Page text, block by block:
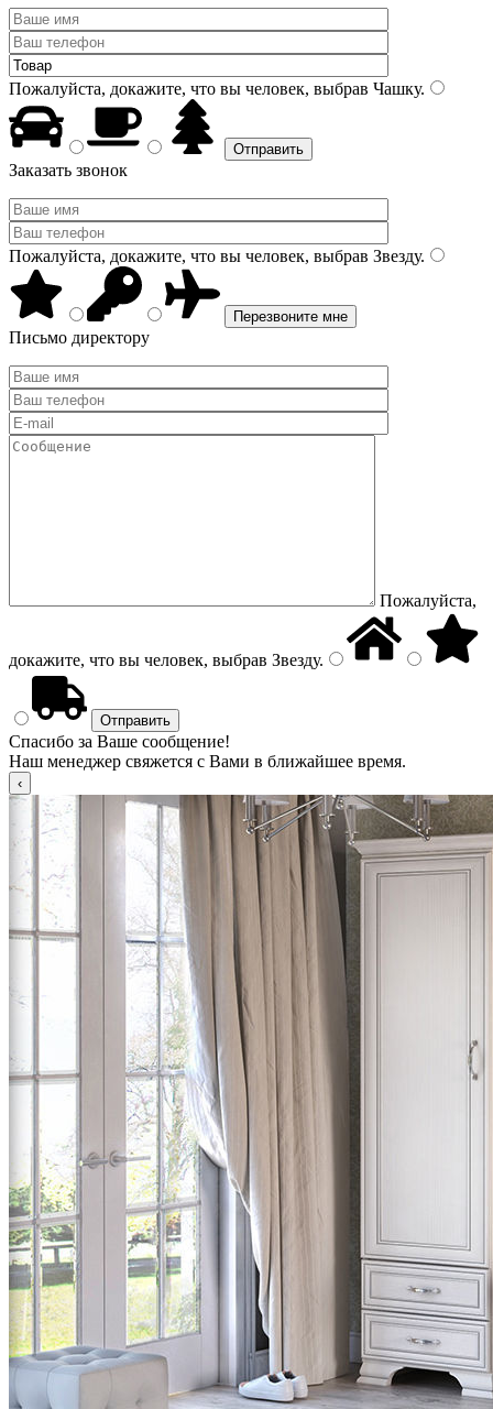
Пожалуйста, докажите, что вы человек, выбрав Чашку.
Заказать звонок
Пожалуйста, докажите, что вы человек, выбрав Звезду.
Письмо директору
Пожалуйста,
докажите, что вы человек, выбрав Звезду.
Спасибо за Ваше сообщение!
Наш менеджер свяжется с Вами в ближайшее время.